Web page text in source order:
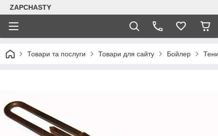
ZAPCHASTY
Товари та послуги Товари для сайту Бойлер